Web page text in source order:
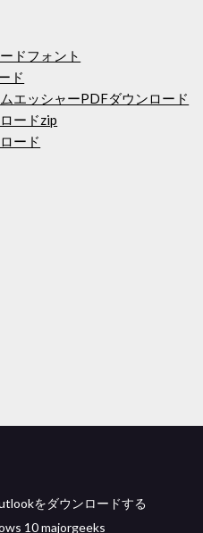
ドフォント
ド
エッシャーPDFダウンロード
ードzip
ード
をダウンロードする
10 majorgeeks